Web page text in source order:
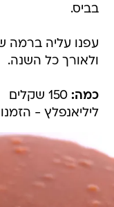
בביס.
עפנו עליה ברמה
ולאורך כל השנה.
כמה: 150 שקלים
ליליאנפלץ -